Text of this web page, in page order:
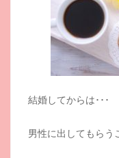
結婚してからは･･･
男性に出してもらう